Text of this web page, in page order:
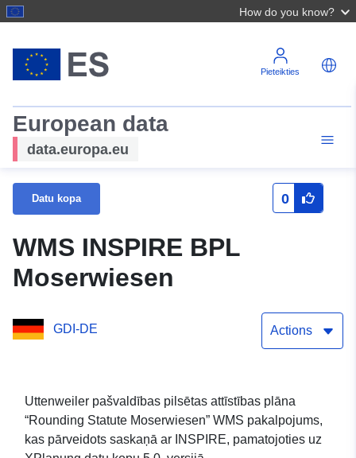
How do you know?
Pieteikties
European data
data.europa.eu
Datu kopa 0
WMS INSPIRE BPL
Moserwiesen
GDI-DE Actions
Uttenweiler pašvaldības pilsētas attīstības plāna
“Rounding Statute Moserwiesen” WMS pakalpojums,
kas pārveidots saskaņā ar INSPIRE, pamatojoties uz